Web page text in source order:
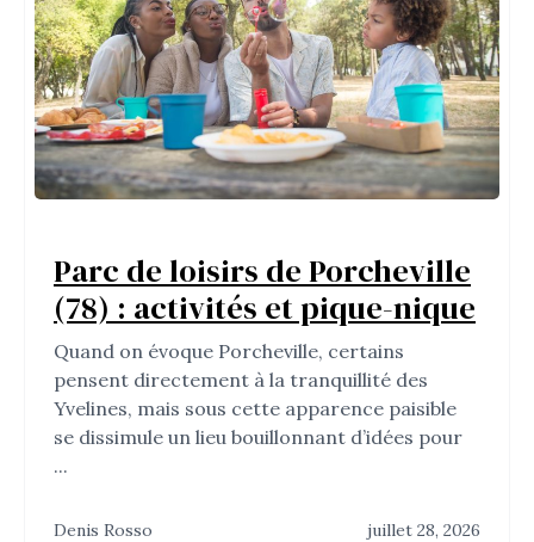
Parc de loisirs de Porcheville
(78) : activités et pique-nique
Quand on évoque Porcheville, certains
pensent directement à la tranquillité des
Yvelines, mais sous cette apparence paisible
se dissimule un lieu bouillonnant d’idées pour
...
Denis Rosso juillet 28, 2026